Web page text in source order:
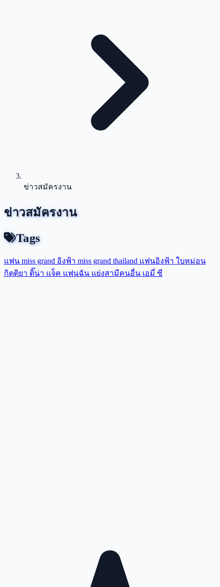
ข่าวสมัครงาน
ข่าวสมัครงาน
Tags
แฟน miss grand อิงฟ้า miss grand thailand แฟนอิงฟ้า ใบหม่อน
กิตติยา ติ๊น่า แจ็ค แฟนฉัน แย่งสามีคนอื่น เอมี่ ซี